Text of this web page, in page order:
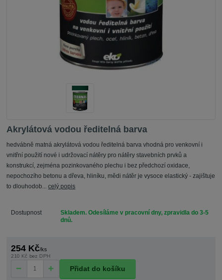
Akrylátová vodou ředitelná barva
hedvábně matná akrylátová vodou ředitelná barva vhodná pro venkovní i
vnitřní použití nové i udržovací nátěry pro nátěry stavebních prvků a
konstrukcí, zejména pozinkovaného plechu i bez předchozí oxidace,
nepochozího betonu a dřeva, hliníku, mědi nátěr je vysoce elastický - zajištuje
to dlouhodob...celý popis
Dostupnost
Skladem. Odesíláme v pracovní dny, zpravidla do 3-5
dnů.
254 Kč/ks
210 Kč bez DPH
Přidat do košíku